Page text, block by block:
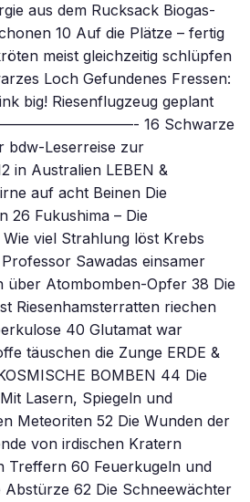
aus dem Rucksack Biogas-
10 Auf die Plätze – fertig
meist gleichzeitig schlüpfen
Loch Gefundenes Fressen:
big! Riesenflugzeug geplant
16 Schwarze
bdw-Leserreise zur
in Australien LEBEN &
auf acht Beinen Die
26 Fukushima – Die
viel Strahlung löst Krebs
Sawadas einsamer
über Atombomben-Opfer 38 Die
Riesenhamsterratten riechen
40 Glutamat war
täuschen die Zunge ERDE &
BOMBEN 44 Die
Lasern, Spiegeln und
Meteoriten 52 Die Wunden der
von irdischen Kratern
Treffern 60 Feuerkugeln und
Abstürze 62 Die Schneewächter